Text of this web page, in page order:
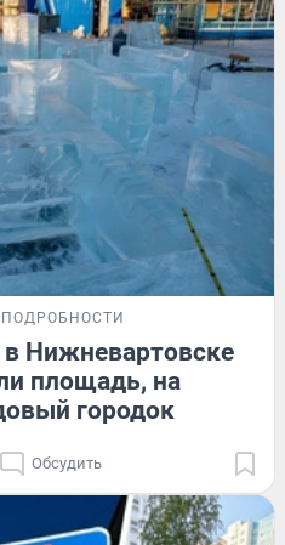
ПОДРОБНОСТИ
Нижневартовске
площадь, на
городок
Обсудить